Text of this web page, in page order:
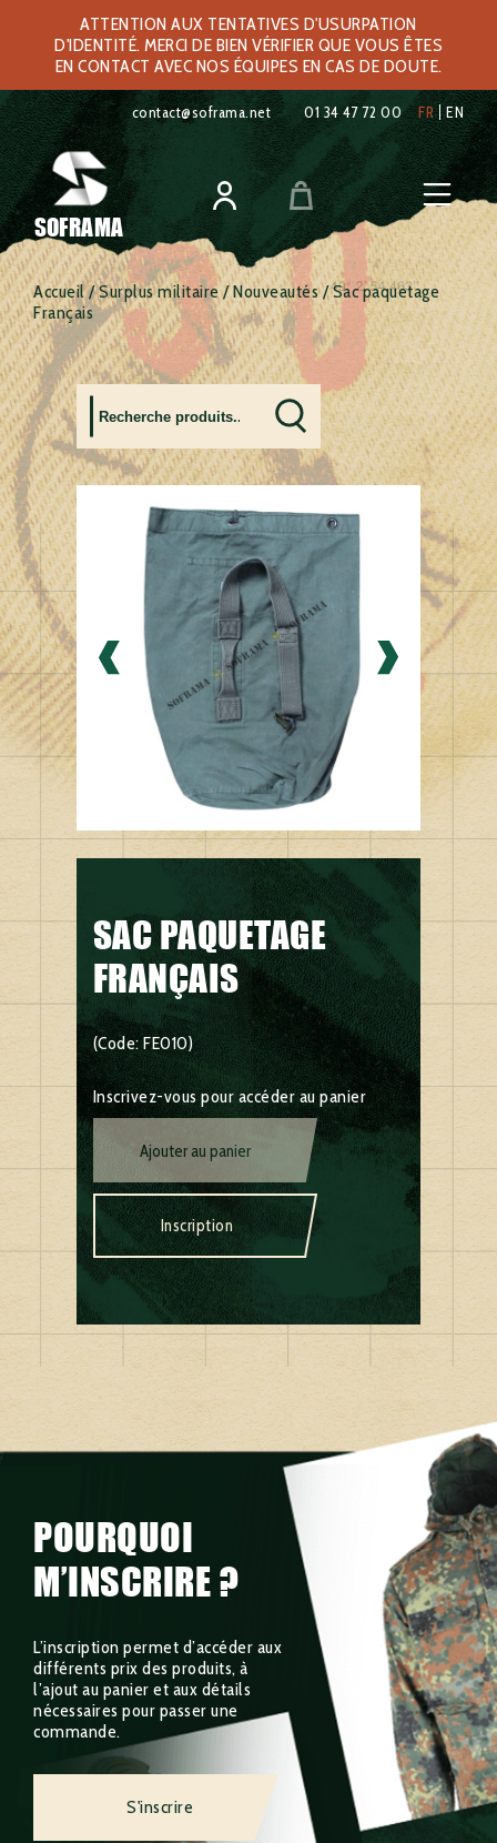
ATTENTION AUX TENTATIVES D'USURPATION
D'IDENTITÉ. MERCI DE BIEN VÉRIFIER QUE VOUS ÊTES
EN CONTACT AVEC NOS ÉQUIPES EN CAS DE DOUTE.
contact@soframa.net 01 34 47 72 00 FR EN
SOFRAMA
Accueil/Surplus militaire/Nouveautés/ Sac paquetage
Français
SAC PAQUETAGE
FRANÇAIS
(Code: FE010)
Inscrivez-vous pour accéder au panier
Ajouter au panier
Inscription
POURQUOI
M’INSCRIRE ?
L’inscription permet d’accéder aux
différents prix des produits, à
l’ajout au panier et aux détails
nécessaires pour passer une
commande.
S'inscrire